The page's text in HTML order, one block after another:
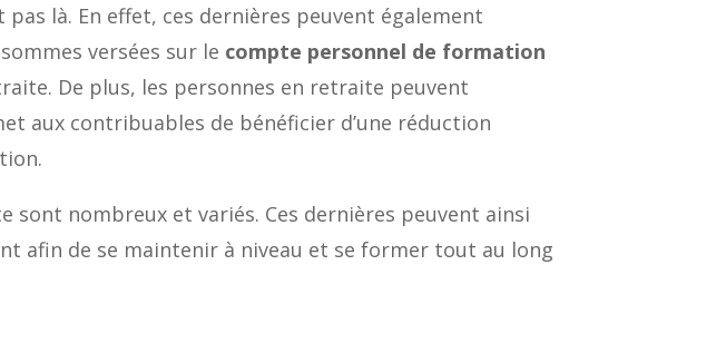
là. En effet, ces dernières peuvent également
versées sur le compte personnel de formation
De plus, les personnes en retraite peuvent
aux contribuables de bénéficier d’une réduction
sont nombreux et variés. Ces dernières peuvent ainsi
afin de se maintenir à niveau et se former tout au long